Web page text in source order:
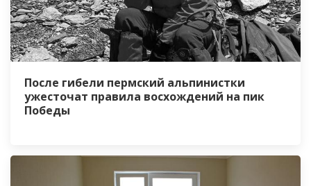
После гибели пермский альпинистки
ужесточат правила восхождений на пик
Победы